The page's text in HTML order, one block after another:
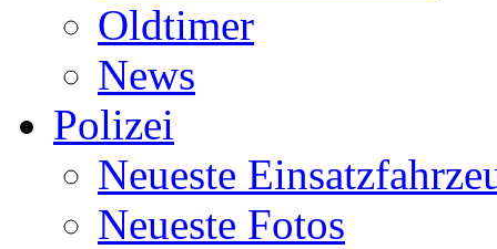
Oldtimer
News
Polizei
Neueste
Neueste Fotos